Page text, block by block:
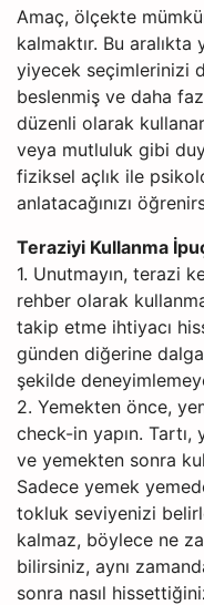
Amaç, ölçekte
kalmaktır. Bu aralıkta
yiyecek seçimlerinizi
beslenmiş ve daha
düzenli olarak
veya mutluluk gibi
fiziksel açlık ile
anlatacağınızı
Teraziyi Kullanma
1. Unutmayın, terazi
rehber olarak
takip etme ihtiyacı
günden diğerine
şekilde
2. Yemekten önce,
check-in yapın. Tartı,
ve yemekten sonra
Sadece yemek
tokluk seviyenizi
kalmaz, böylece ne
bilirsiniz, aynı
sonra nasıl